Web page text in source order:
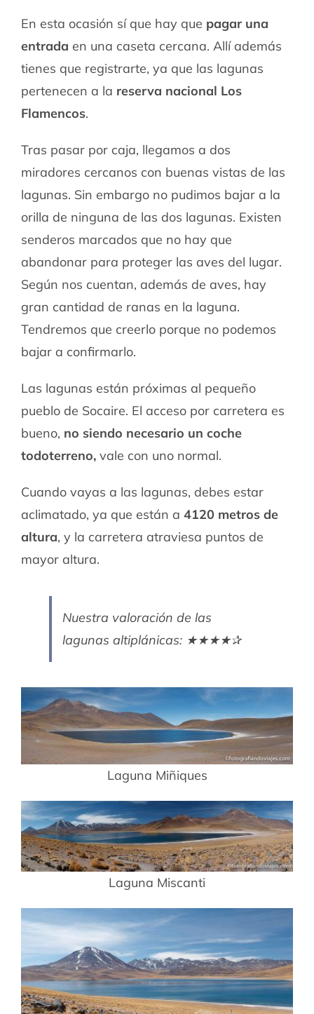
En esta ocasión sí que hay que pagar una
entrada en una caseta cercana. Allí además
tienes que registrarte, ya que las lagunas
pertenecen a la reserva nacional Los
Flamencos.
Tras pasar por caja, llegamos a dos
miradores cercanos con buenas vistas de las
lagunas. Sin embargo no pudimos bajar a la
orilla de ninguna de las dos lagunas. Existen
senderos marcados que no hay que
abandonar para proteger las aves del lugar.
Según nos cuentan, además de aves, hay
gran cantidad de ranas en la laguna.
Tendremos que creerlo porque no podemos
bajar a confirmarlo.
Las lagunas están próximas al pequeño
pueblo de Socaire. El acceso por carretera es
bueno, no siendo necesario un coche
todoterreno,vale con uno normal.
Cuando vayas a las lagunas, debes estar
aclimatado, ya que están a 4120 metros de
altura, y la carretera atraviesa puntos de
mayor altura.
Nuestra valoración de las
lagunas altiplánicas: ★★★★✰
Laguna Miñiques
Laguna Miscanti